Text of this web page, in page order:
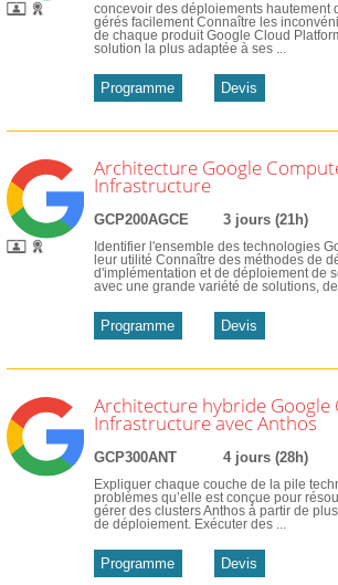
concevoir des déploiements hautement
gérés facilement Connaître les
de chaque produit Google Cloud
solution la plus adaptée à ses ...
Programme Devis
Architecture Google
Infrastructure
GCP200AGCE 3 jours (21h)
Identifier l'ensemble des technologies
leur utilité Connaître des méthodes de
d'implémentation et de déploiement de
avec une grande variété de solutions, de
Programme Devis
Architecture hybride Google
Infrastructure avec Anthos
GCP300ANT 4 jours (28h)
Expliquer chaque couche de la pile
problèmes qu’elle est conçue pour
gérer des clusters Anthos à partir de
de déploiement. Exécuter des ...
Programme Devis